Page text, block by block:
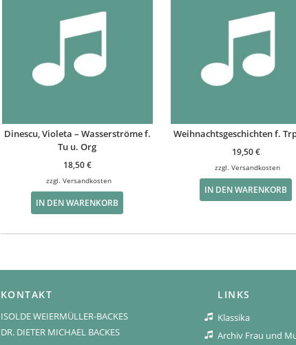
Dinescu, Violeta – Wasserströme f.
Tu u. Org
18,50€
zzgl. Versandkosten
IN DEN WARENKORB
Weihnachtsgeschichten f.
19,50€
zzgl. Versandkosten
IN DEN WARENKORB
KONTAKT
ISOLDE WEIERMÜLLER-BACKES
DR. DIETER MICHAEL BACKES
LINKS
Klassika
Archiv Frau und